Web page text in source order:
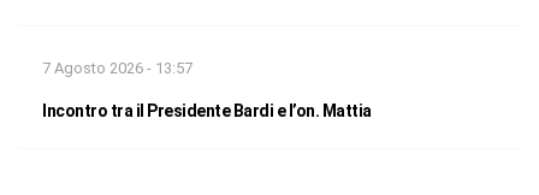
7 Agosto 2026 - 13:57
Incontro tra il Presidente Bardi e l’on. Mattia